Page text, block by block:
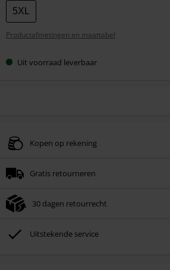
maat
5XL
Productafmetingen en maattabel
Uit voorraad leverbaar
Kopen op rekening
Gratis retourneren
30 dagen retourrecht
Uitstekende service